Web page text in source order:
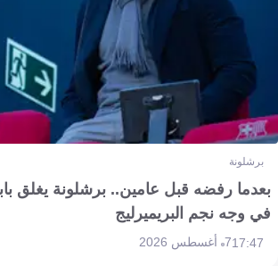
برشلونة
بعدما رفضه قبل عامين.. برشلونة يغلق
في وجه نجم البريميرليج
17:477 أغسطس 2026